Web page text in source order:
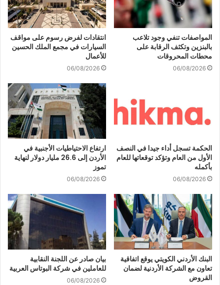
المواصفات تنفي وجود تلاعب
بالبنزين وتكثف الرقابة على
محطات المحروقات
06/08/2026
انتقادات لفرض رسوم على مواقف
السيارات في مجمع الملك الحسين
للأعمال
06/08/2026
الحكمة تسجل أداء جيدا في النصف
الأول من العام وتؤكد توقعاتها للعام
بأكمله
06/08/2026
ارتفاع الاحتياطيات الأجنبية في
الأردن إلى 26.6 مليار دولار لنهاية
تموز
06/08/2026
البنك الأردني الكويتي يوقع اتفاقية
تعاون مع الشركة الأردنية لضمان
القروض
بيان صادر عن اللجنة النقابية
للعاملين في شركة البوتاس العربية
06/08/2026